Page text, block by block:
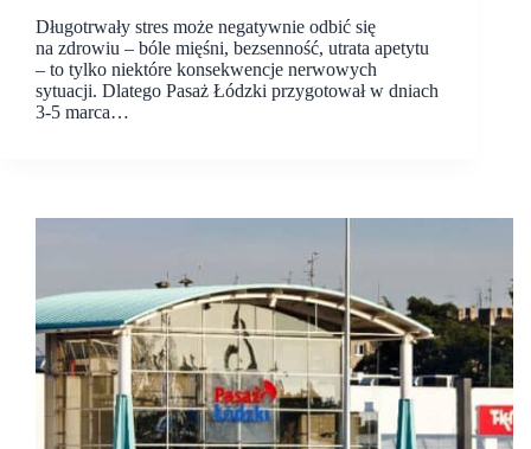
Długotrwały stres może negatywnie odbić się
na zdrowiu – bóle mięśni, bezsenność, utrata apetytu
– to tylko niektóre konsekwencje nerwowych
sytuacji. Dlatego Pasaż Łódzki przygotował w dniach
3-5 marca…